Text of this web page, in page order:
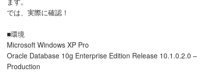
では、実際に確認！
■環境
Microsoft Windows XP Pro
Oracle Database 10g Enterprise Edition Release 10.1.0.2.0 –
Production